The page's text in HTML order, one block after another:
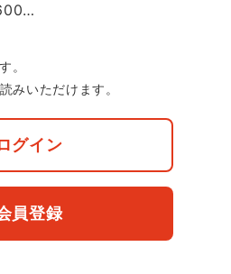
。
みいただけます。
グイン
員登録